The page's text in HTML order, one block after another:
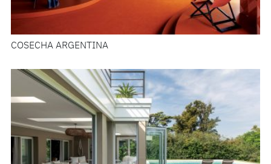
COSECHA ARGENTINA